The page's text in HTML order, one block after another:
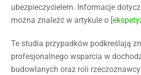
ubezpieczycielem. Informacje
można znaleźć w artykule o [
Te studia przypadków podkreślają
profesjonalnego wsparcia w
budowlanych oraz roli